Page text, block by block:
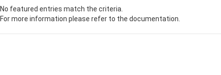
No featured entries match the criteria.
For more information please refer to the documentation.